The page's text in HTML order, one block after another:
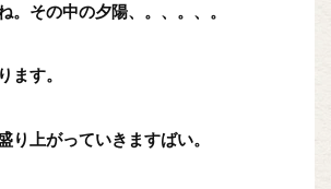
。その中の夕陽、。、。、。
ます。
上がっていきますばい。